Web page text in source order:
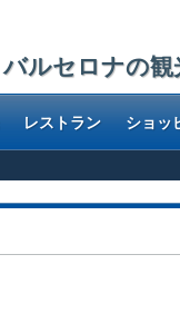
バルセロナの観
レストラン ショッ